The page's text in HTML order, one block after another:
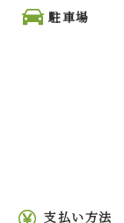
駐車場
支払い方法